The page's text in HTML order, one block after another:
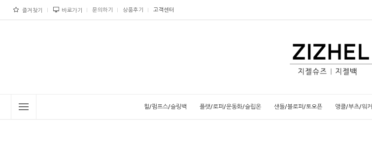
즐겨찾기 바로가기 문의하기 상품후기 고객센터
힐/펌프스/슬링백 플랫/로퍼/운동화/슬립온 샌들/블로퍼/토오픈 앵클/부츠/워커